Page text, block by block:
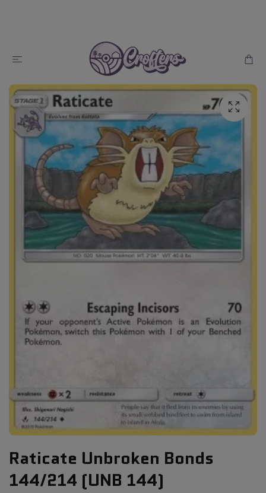
Raticate Unbroken Bonds
144/214 (UNB 144)